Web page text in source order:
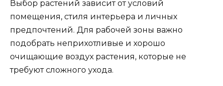
Выбор растений зависит от условий
помещения, стиля интерьера и личных
предпочтений. Для рабочей зоны важно
подобрать неприхотливые и хорошо
очищающие воздух растения, которые не
требуют сложного ухода.